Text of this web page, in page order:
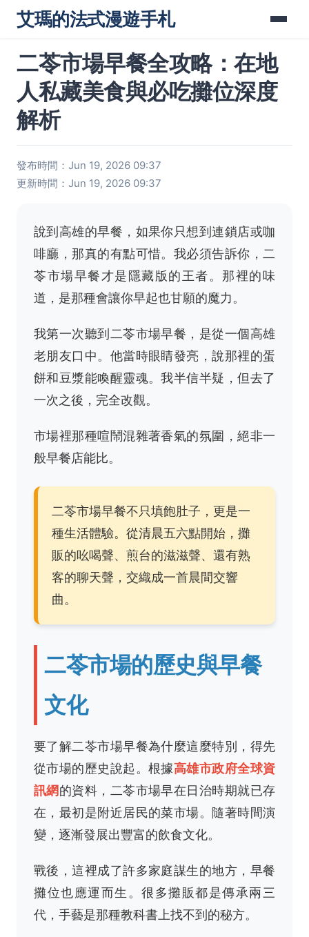
艾瑪的法式漫遊手札
二苓市場早餐全攻略：在地
人私藏美食與必吃攤位深度
解析
發布時間：Jun 19, 2026 09:37
更新時間：Jun 19, 2026 09:37
說到高雄的早餐，如果你只想到連鎖店或咖
啡廳，那真的有點可惜。我必須告訴你，二
苓市場早餐才是隱藏版的王者。那裡的味
道，是那種會讓你早起也甘願的魔力。
我第一次聽到二苓市場早餐，是從一個高雄
老朋友口中。他當時眼睛發亮，說那裡的蛋
餅和豆漿能喚醒靈魂。我半信半疑，但去了
一次之後，完全改觀。
市場裡那種喧鬧混雜著香氣的氛圍，絕非一
般早餐店能比。
二苓市場早餐不只填飽肚子，更是一
種生活體驗。從清晨五六點開始，攤
販的吆喝聲、煎台的滋滋聲、還有熟
客的聊天聲，交織成一首晨間交響
曲。
二苓市場的歷史與早餐
文化
要了解二苓市場早餐為什麼這麼特別，得先
從市場的歷史說起。根據高雄市政府全球資
訊網的資料，二苓市場早在日治時期就已存
在，最初是附近居民的菜市場。隨著時間演
變，逐漸發展出豐富的飲食文化。
戰後，這裡成了許多家庭謀生的地方，早餐
攤位也應運而生。很多攤販都是傳承兩三
代，手藝是那種教科書上找不到的秘方。